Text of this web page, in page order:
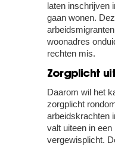
laten inschrijven
gaan wonen.
woonadres
rechten mis.
Zorgplicht
Daarom wil het
zorgplicht
arbeidskrachten
valt uiteen in
vergewisplicht.